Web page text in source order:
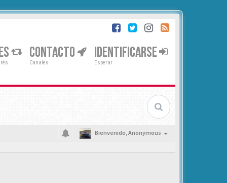
CONTACTO
Canales
IDENTIFICARSE
Esperar
Bienvenido,Anonymous